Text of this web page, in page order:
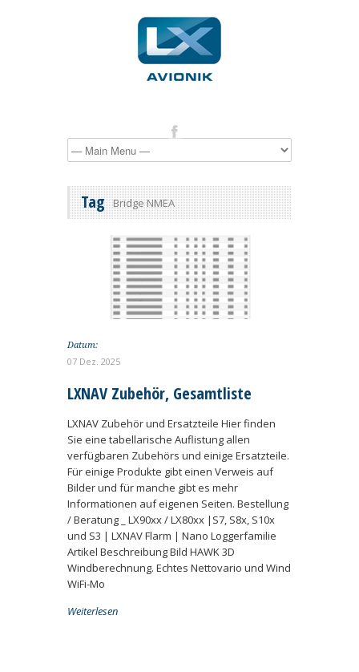
Tag Bridge NMEA
Datum:
07 Dez. 2025
LXNAV Zubehör, Gesamtliste
LXNAV Zubehör und Ersatzteile Hier finden
Sie eine tabellarische Auflistung allen
verfügbaren Zubehörs und einige Ersatzteile.
Für einige Produkte gibt einen Verweis auf
Bilder und für manche gibt es mehr
Informationen auf eigenen Seiten. Bestellung
/ Beratung _ LX90xx / LX80xx |S7, S8x, S10x
und S3 | LXNAV Flarm | Nano Loggerfamilie
Artikel Beschreibung Bild HAWK 3D
Windberechnung. Echtes Nettovario und Wind
WiFi-Mo
Weiterlesen